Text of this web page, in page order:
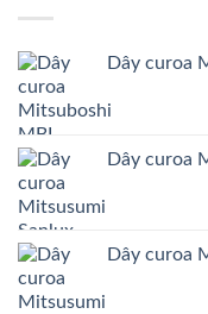
Dây curoa
Dây curoa
Dây curoa